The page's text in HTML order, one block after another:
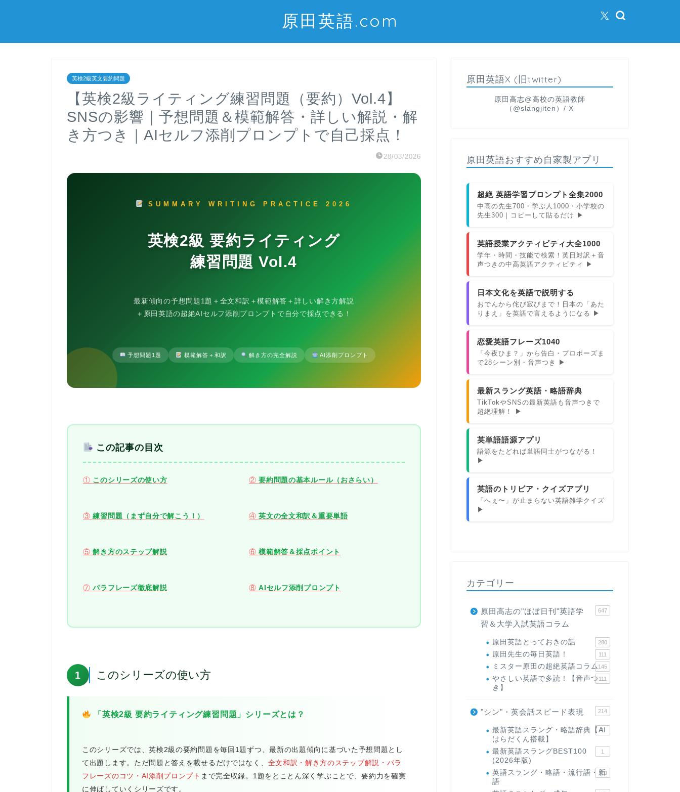
原田英語.com
英検2級英文要約問題
【英検2級ライティング練習問題（要約）Vol.4】
SNSの影響｜予想問題＆模範解答・詳しい解説・解
き方つき｜AIセルフ添削プロンプトで自己採点！
28/03/2026
SUMMARY WRITING PRACTICE 2026
英検2級 要約ライティング
練習問題 Vol.4
最新傾向の予想問題1題＋全文和訳＋模範解答＋詳しい解き方解説
＋原田英語の超絶AIセルフ添削プロンプトで自分で採点できる！
予想問題1題 模範解答＋和訳 解き方の完全解説 AI添削プロンプト
この記事の目次
① このシリーズの使い方 ②要約問題の基本ルール（おさらい）
③練習問題（まず自分で解こう！） ④英文の全文和訳＆重要単語
⑤解き方のステップ解説 ⑥模範解答＆採点ポイント
⑦パラフレーズ徹底解説 ⑧AIセルフ添削プロンプト
1 このシリーズの使い方
「英検2級 要約ライティング練習問題」シリーズとは？
このシリーズでは、英検2級の要約問題を毎回1題ずつ 、最新の出題傾向に基づいた予想問題とし
て出題します。ただ問題と答えを載せるだけではなく、 全文和訳・解き方のステップ解説・パラ
フレーズのコツ・AI添削プロンプト まで完全収録。1題をとことん深く学ぶことで、要約力を確実
に伸ばしていくシリーズです。
原田英語X (旧twitter)
原田高志@高校の英語教師
（@slangjiten）/ X
原田英語おすすめ自家製アプリ
超絶 英語学習プロンプト全集2000
中高の先生700・学ぶ人1000・小学校の
先生300｜コピーして貼るだけ ▶
英語授業アクティビティ大全1000
学年・時間・技能で検索！英日対訳＋音
声つきの中高英語アクティビティ ▶
日本文化を英語で説明する
おでんから侘び寂びまで！日本の「あた
りまえ」を英語で言えるようになる ▶
恋愛英語フレーズ1040
「今夜ひま？」から告白・プロポーズま
で28シーン別・音声つき ▶
最新スラング英語・略語辞典
TikTokやSNSの最新英語も音声つきで
超絶理解！ ▶
英単語語源アプリ
語源をたどれば単語同士がつながる！
▶
英語のトリビア・クイズアプリ
「へぇ〜」が止まらない英語雑学クイズ
▶
カテゴリー
原田高志の"ほぼ日刊"英語学
習＆大学入試英語コラム
647
原田英語とっておきの話 280
原田先生の毎日英語！ 111
ミスター原田の超絶英語コラム145
やさしい英語で多読！【音声つ
き】
111
"シン"・英会話スピード表現 214
最新英語スラング・略語辞典【AI
はらだくん搭載】
1
最新英語スラングBEST100
(2026年版)
1
英語スラング・略語・流行語・新
語
119